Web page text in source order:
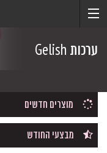
ערכות Gelish
מוצרים חדשים
מבצעי החודש